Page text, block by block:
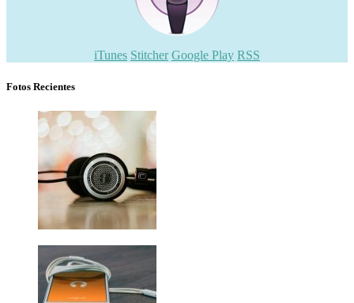
iTunes Stitcher Google Play RSS
Fotos Recientes